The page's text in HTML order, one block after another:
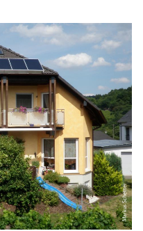
Markus Schetter